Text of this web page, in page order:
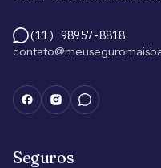
(11) 98957-8818
Seguros